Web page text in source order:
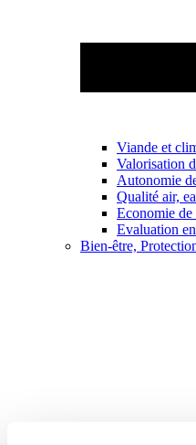
Viande et
Valorisation
Autonomie
Qualité air,
Economie de
Evaluation
Bien-être,